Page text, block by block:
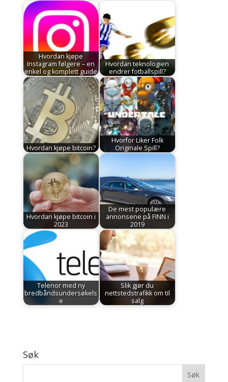
Hvordan kjøpe
Instagram følgere – en
enkel og komplett guide
Hvordan teknologien
endrer fotballspill?
Hvordan kjøpe bitcoin?
Hvorfor Liker Folk
Originale Spill?
Hvordan kjøpe bitcoin i
2023
De mest populære
annonsene på FINN i
2019
Telenor med ny
bredbåndsundersøkels
e
Slik gjør du
nettstedstrafikk om til
salg
Søk